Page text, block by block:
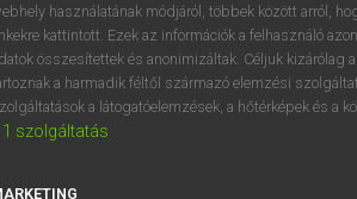
launch
send
keresése szótárainkban
használatának módjáról, többek között arról,
kattintott. Ezek az információk a felhasználó
összesítettek és anonimizáltak. Céljuk kizárólag
a harmadik féltől származó elemzési
a látogatóelemzések, a hőtérképek és a
1 szolgáltatás
a s d f g h j
í y x c v b